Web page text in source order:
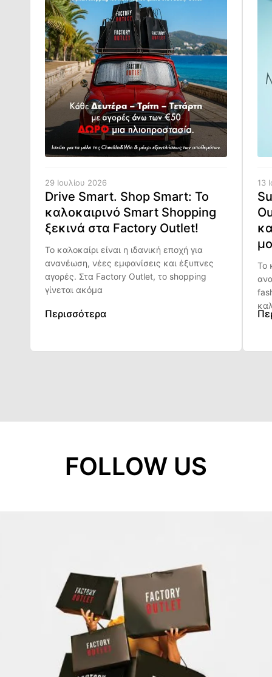
29 Ιουλίου 2026
Drive Smart. Shop Smart: Το
καλοκαιρινό Smart Shopping
ξεκινά στα Factory Outlet!
Το καλοκαίρι είναι η ιδανική εποχή για
ανανέωση, νέες εμφανίσεις και έξυπνες
αγορές. Στα Factory Outlet, το shopping
γίνεται ακόμα
Περισσότερα
13
Το
FOLLOW US